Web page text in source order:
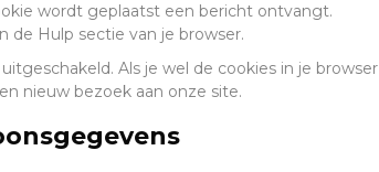
wordt geplaatst een bericht ontvangt.
de Hulp sectie van je browser.
Als je wel de cookies in je browser
nieuw bezoek aan onze site.